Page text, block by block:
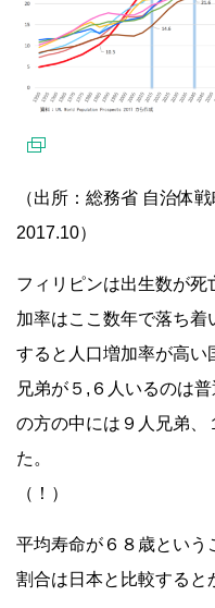
（出所：総務省 自治体
2017.10）
フィリピンは出生数が死
加率はここ数年で落ち着
すると人口増加率が高い
兄弟が５,６人いるのは
の方の中には９人兄弟、
た。
（！）
平均寿命が６８歳という
割合は日本と比較すると